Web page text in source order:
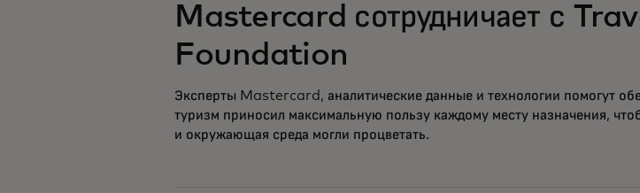
Mastercard сотрудничает с
Foundation
Эксперты Mastercard, аналитические данные и технологии помогут
туризм приносил максимальную пользу каждому месту назначения,
и окружающая среда могли процветать.